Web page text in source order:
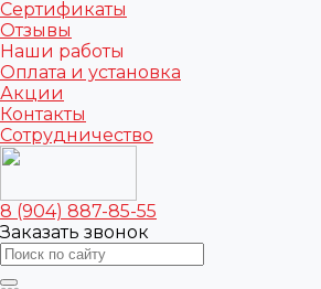
Сертификаты
Отзывы
Наши работы
Оплата и установка
Акции
Контакты
Сотрудничество
8 (904) 887-85-55
Заказать звонок